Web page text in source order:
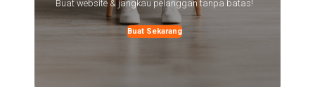
Buat website & jangkau pelanggan tanpa batas!
Buat Sekarang